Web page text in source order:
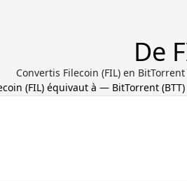
De
Convertis Filecoin (FIL) en
(FIL) équivaut à — BitTorrent (BTT